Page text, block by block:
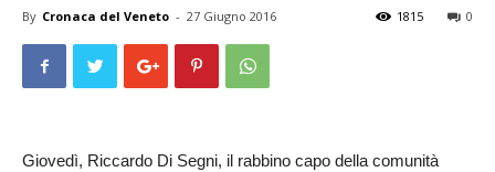
By Cronaca del Veneto - 27 Giugno 2016 0
1815
Giovedì, Riccardo Di Segni, il rabbino capo della comunità